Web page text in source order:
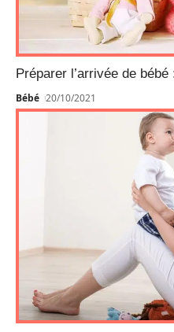
Préparer l’arrivée de
Bébé 20/10/2021